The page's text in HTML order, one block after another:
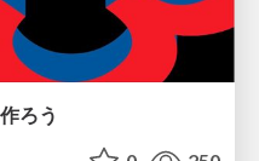
ろう